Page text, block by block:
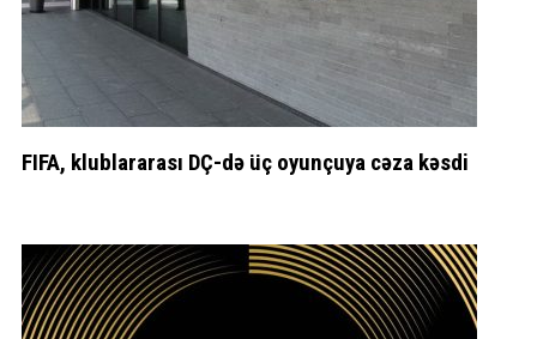
FIFA, klublararası DÇ-də üç oyunçuya cəza kəsdi